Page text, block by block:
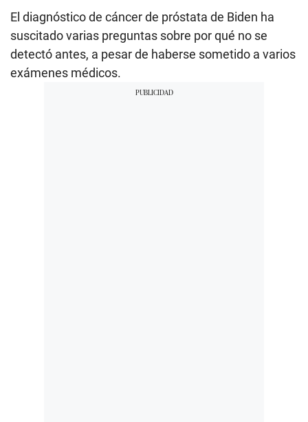
El diagnóstico de cáncer de próstata de Biden ha
suscitado varias preguntas sobre por qué no se
detectó antes, a pesar de haberse sometido a varios
exámenes médicos.